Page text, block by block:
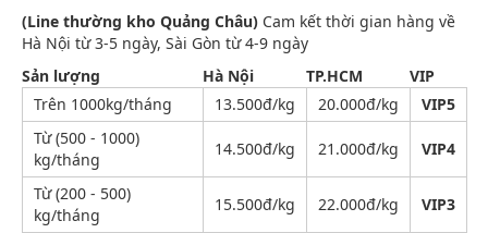
(Line thường kho Quảng Châu) Cam kết thời gian hàng về
Hà Nội từ 3-5 ngày, Sài Gòn từ 4-9 ngày
Sản lượng
Hà Nội TP.HCM
VIP
Trên 1000kg/tháng
13.500đ/kg 20.000đ/kg
VIP5
Từ (500 - 1000)
kg/tháng
14.500đ/kg 21.000đ/kg VIP4
Từ (200 - 500)
kg/tháng
15.500đ/kg 22.000đ/kg VIP3